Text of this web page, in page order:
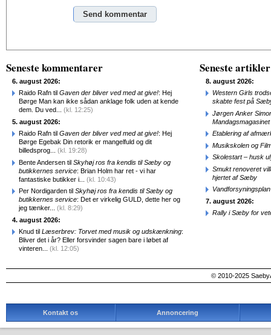
Seneste kommentarer
6. august 2026:
Raido Rafn til Gaven der bliver ved med at give!: Hej
Børge Man kan ikke sådan anklage folk uden at kende
dem. Du ved... (kl. 12:25)
5. august 2026:
Raido Rafn til Gaven der bliver ved med at give!: Hej
Børge Egebak Din retorik er mangelfuld og dit
billedsprog... (kl. 19:28)
Bente Andersen til Skyhøj ros fra kendis til Sæby og
butikkernes service: Brian Holm har ret - vi har
fantastiske butikker i... (kl. 10:43)
Per Nordigarden til Skyhøj ros fra kendis til Sæby og
butikkernes service: Det er virkelig GULD, dette her og
jeg tænker... (kl. 8:29)
4. august 2026:
Knud til Læserbrev: Torvet med musik og udskænkning:
Bliver det i år? Eller forsvinder sagen bare i løbet af
vinteren... (kl. 12:05)
Seneste artikler
8. august 2026:
Western Girls
skabte fest på
Jørgen Anker
Mandagsmagasinet
Etablering af
Musikskolen og
Skolestart – husk
Smukt renoveret
hjertet af Sæby
7. august 2026:
Rally i Sæby for
© 2010-2025
Kontakt os Annoncering